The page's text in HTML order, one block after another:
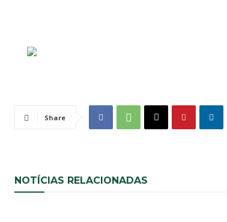
Share
NOTÍCIAS RELACIONADAS